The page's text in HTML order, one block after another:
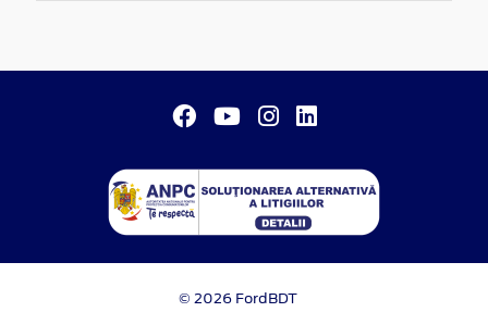
© 2026 FordBDT